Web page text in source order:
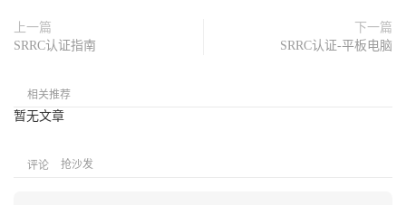
上一篇
SRRC认证指南
下一篇
SRRC认证-平板电脑
相关推荐
暂无文章
评论 抢沙发